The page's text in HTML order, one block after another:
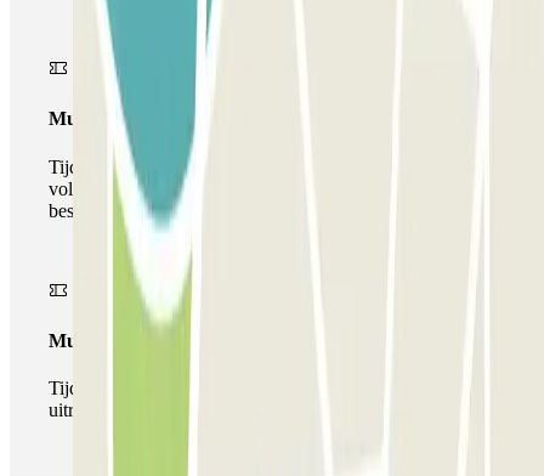
Multiparking pass
Tijdens uw verblijf kunt u gebruik maken van het
volledige netwerk van parkeergarages van deze operator,
beschikbaar bij Parclick.
Multipass
Tijdens je verblijf kun je de parkeerplaats zo vaak in- en
uitrijden als je wilt.